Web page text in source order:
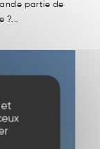
et
partie de
?...